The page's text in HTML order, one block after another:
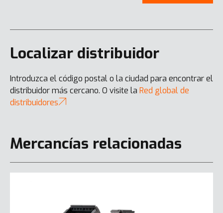
Localizar distribuidor
Introduzca el código postal o la ciudad para encontrar el
distribuidor más cercano. O visite la Red global de
distribuidores
Mercancías relacionadas